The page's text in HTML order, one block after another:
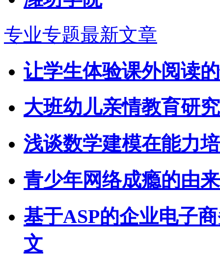
专业专题最新文章
让学生体验课外阅读
大班幼儿亲情教育研
浅谈数学建模在能力
青少年网络成瘾的由
基于ASP的企业电子
文